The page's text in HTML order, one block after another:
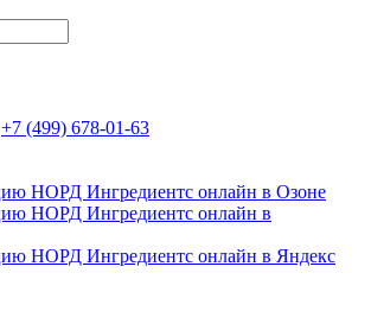
+7 (499) 678-01-63